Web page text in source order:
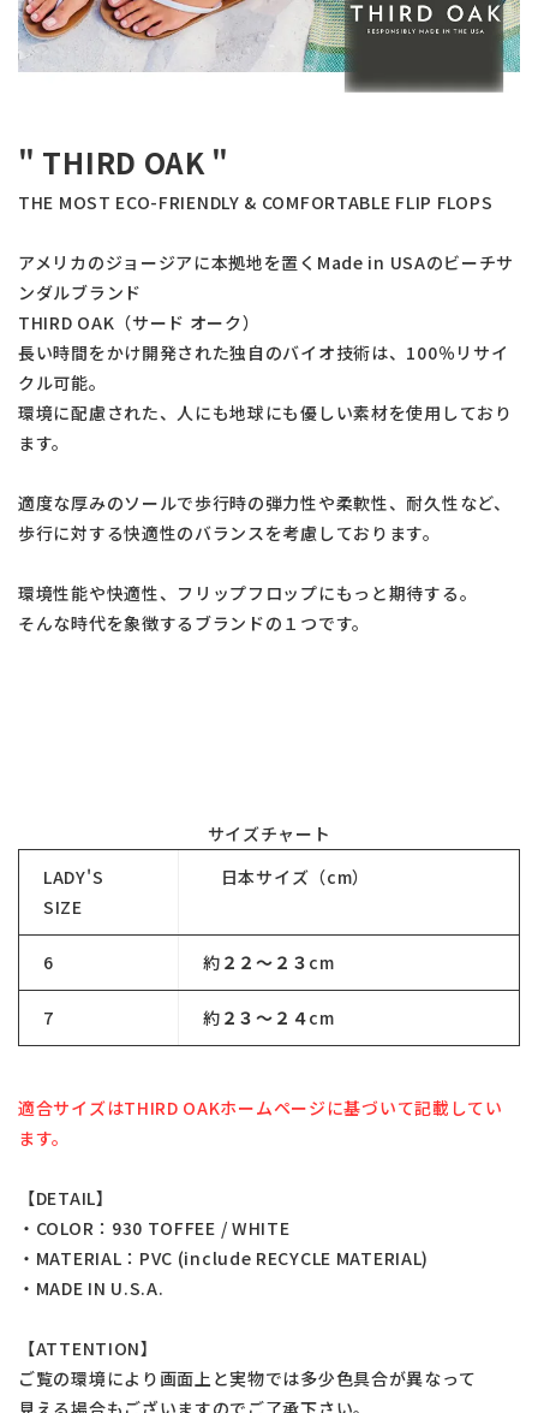
" THIRD OAK "
THE MOST ECO-FRIENDLY & COMFORTABLE FLIP FLOPS
アメリカのジョージアに本拠地を置くMade in USAのビーチサ
ンダルブランド
THIRD OAK（サード オーク）
長い時間をかけ開発された独自のバイオ技術は、100％リサイ
クル可能。
環境に配慮された、人にも地球にも優しい素材を使用しており
ます。
適度な厚みのソールで歩行時の弾力性や柔軟性、耐久性など、
歩行に対する快適性のバランスを考慮しております。
環境性能や快適性、フリップフロップにもっと期待する。
そんな時代を象徴するブランドの１つです。
サイズチャート
LADY'S
SIZE
日本サイズ（cm）
6 約 ２２～２３ cm
7 約 ２３～２４cm
適合サイズはTHIRD OAKホームページに基づいて記載してい
ます。
【DETAIL】
・COLOR：930 TOFFEE / WHITE
・MATERIAL：PVC (include RECYCLE MATERIAL)
・MADE IN U.S.A.
【ATTENTION】
ご覧の環境により画面上と実物では多少色具合が異なって
見える場合もございますのでご了承下さい。